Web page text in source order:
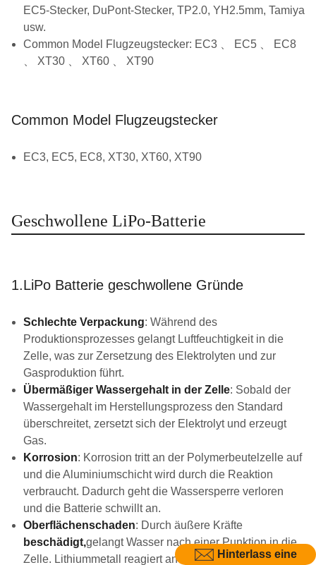
EC5-Stecker, DuPont-Stecker, TP2.0, YH2.5mm, Tamiya
usw.
Common Model Flugzeugstecker: EC3 、 EC5 、 EC8
、 XT30 、 XT60 、 XT90
Common Model Flugzeugstecker
EC3, EC5, EC8, XT30, XT60, XT90
Geschwollene LiPo-Batterie
1.LiPo Batterie geschwollene Gründe
Schlechte Verpackung: Während des
Produktionsprozesses gelangt Luftfeuchtigkeit in die
Zelle, was zur Zersetzung des Elektrolyten und zur
Gasproduktion führt.
Übermäßiger Wassergehalt in der Zelle: Sobald der
Wassergehalt im Herstellungsprozess den Standard
überschreitet, zersetzt sich der Elektrolyt und erzeugt
Gas.
Korrosion: Korrosion tritt an der Polymerbeutelzelle auf
und die Aluminiumschicht wird durch die Reaktion
verbraucht. Dadurch geht die Wassersperre verloren
und die Batterie schwillt an.
Oberflächenschaden: Durch äußere Kräfte
beschädigt,gelangt Wasser nach einer Punktion in die
Zelle. Lithiummetall reagiert an der Luft intensiv mit
Hinterlass eine